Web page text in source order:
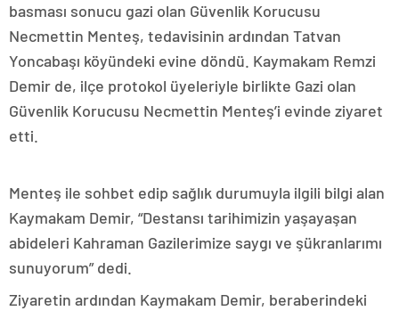
basması sonucu gazi olan Güvenlik Korucusu
Necmettin Menteş, tedavisinin ardından Tatvan
Yoncabaşı köyündeki evine döndü. Kaymakam Remzi
Demir de, ilçe protokol üyeleriyle birlikte Gazi olan
Güvenlik Korucusu Necmettin Menteş’i evinde ziyaret
etti.
Menteş ile sohbet edip sağlık durumuyla ilgili bilgi alan
Kaymakam Demir, “Destansı tarihimizin yaşayaşan
abideleri Kahraman Gazilerimize saygı ve şükranlarımı
sunuyorum” dedi.
Ziyaretin ardından Kaymakam Demir, beraberindeki